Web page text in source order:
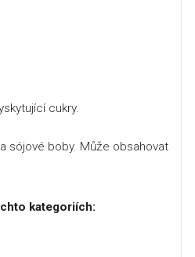
cukry.
sójové boby. Může obsahovat
kategoriích: